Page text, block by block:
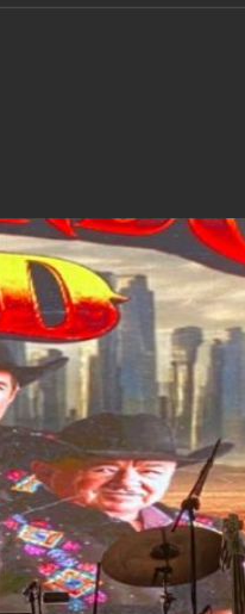
MEXIQUENSE